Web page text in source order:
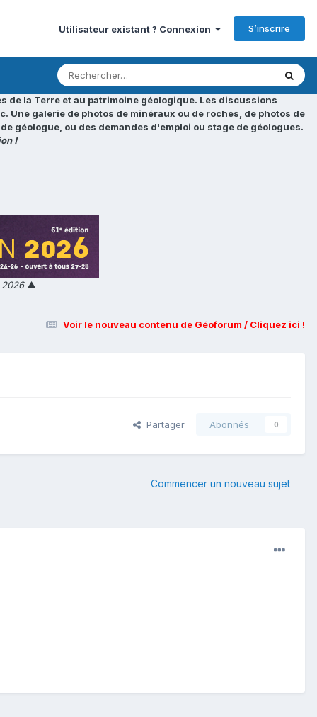
Utilisateur existant ? Connexion S’inscrire
de la Terre et au patrimoine géologique. Les discussions
galerie de photos de minéraux ou de roches, de photos de
géologue, ou des demandes d'emploi ou stage de géologues.
!
▲
Voir le nouveau contenu de Géoforum / Cliquez ici !
Partager Abonnés 0
Commencer un nouveau sujet